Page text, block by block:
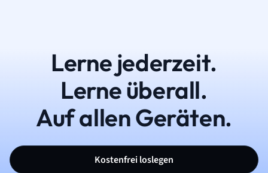
Lerne jederzeit.
Lerne überall.
Auf allen Geräten.
Kostenfrei loslegen